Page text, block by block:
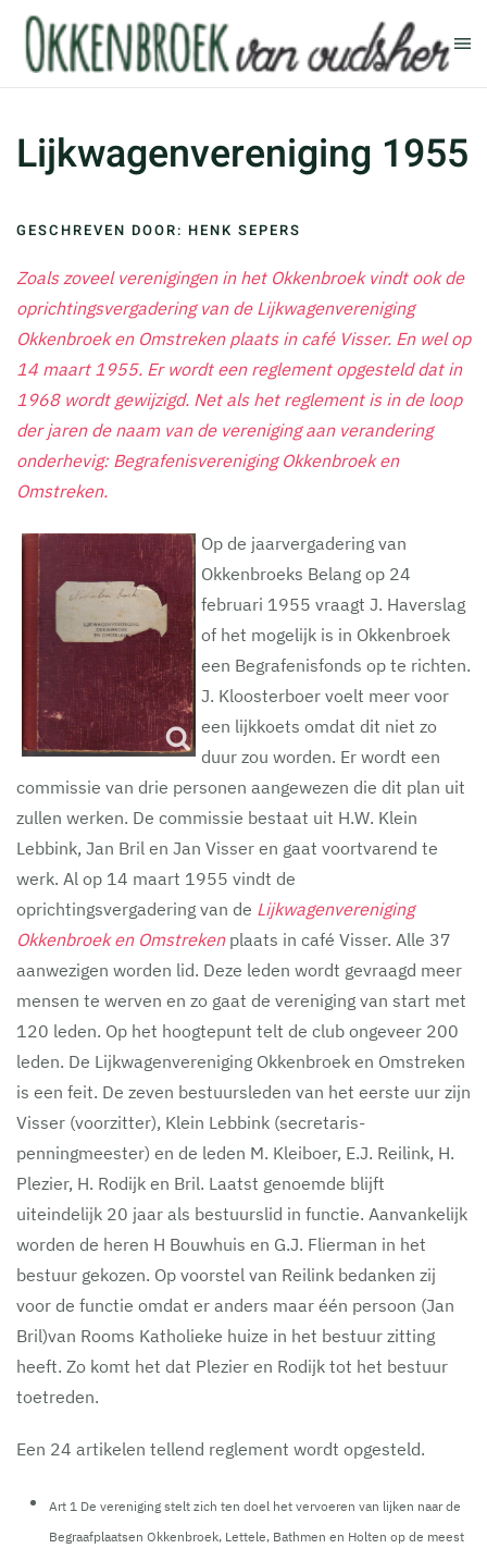
Terug naar hoofdinhoud
Lijkwagenvereniging 1955
GESCHREVEN DOOR: HENK SEPERS
Zoals zoveel verenigingen in het Okkenbroek vindt ook de
oprichtingsvergadering van de Lijkwagenvereniging
Okkenbroek en Omstreken plaats in café Visser. En wel op
14 maart 1955. Er wordt een reglement opgesteld dat in
1968 wordt gewijzigd. Net als het reglement is in de loop
der jaren de naam van de vereniging aan verandering
onderhevig: Begrafenisvereniging Okkenbroek en
Omstreken.
Op de jaarvergadering van
Okkenbroeks Belang op 24
februari 1955 vraagt J. Haverslag
of het mogelijk is in Okkenbroek
een Begrafenisfonds op te richten.
J. Kloosterboer voelt meer voor
een lijkkoets omdat dit niet zo
duur zou worden. Er wordt een
commissie van drie personen aangewezen die dit plan uit
zullen werken. De commissie bestaat uit H.W. Klein
Lebbink, Jan Bril en Jan Visser en gaat voortvarend te
werk. Al op 14 maart 1955 vindt de
oprichtingsvergadering van de Lijkwagenvereniging
Okkenbroek en Omstrekenplaats in café Visser. Alle 37
aanwezigen worden lid. Deze leden wordt gevraagd meer
mensen te werven en zo gaat de vereniging van start met
120 leden. Op het hoogtepunt telt de club ongeveer 200
leden. De Lijkwagenvereniging Okkenbroek en Omstreken
is een feit. De zeven bestuursleden van het eerste uur zijn
Visser (voorzitter), Klein Lebbink (secretaris-
penningmeester) en de leden M. Kleiboer, E.J. Reilink, H.
Plezier, H. Rodijk en Bril. Laatst genoemde blijft
uiteindelijk 20 jaar als bestuurslid in functie. Aanvankelijk
worden de heren H Bouwhuis en G.J. Flierman in het
bestuur gekozen. Op voorstel van Reilink bedanken zij
voor de functie omdat er anders maar één persoon (Jan
Bril)van Rooms Katholieke huize in het bestuur zitting
heeft. Zo komt het dat Plezier en Rodijk tot het bestuur
toetreden.
Een 24 artikelen tellend reglement wordt opgesteld.
Art 1 De vereniging stelt zich ten doel het vervoeren van lijken naar de
Begraafplaatsen Okkenbroek, Lettele, Bathmen en Holten op de meest